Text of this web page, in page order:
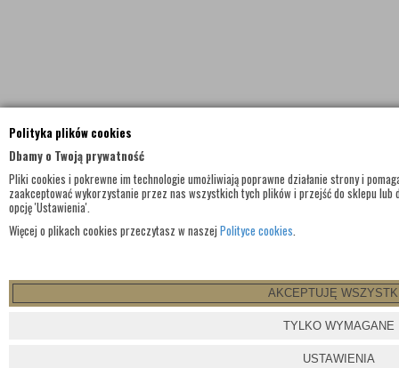
Polityka plików cookies
Dbamy o Twoją prywatność
Pliki cookies i pokrewne im technologie umożliwiają poprawne działanie strony i
zaakceptować wykorzystanie przez nas wszystkich tych plików i przejść do sklepu
opcję 'Ustawienia'.
Więcej o plikach cookies przeczytasz w naszej Polityce cookies.
AKCEPTUJĘ
TYLKO WYMAGANE
USTAWIENIA